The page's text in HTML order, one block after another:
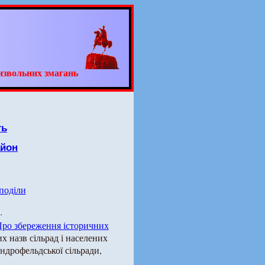
змагань
збереження історичних
назв сільрад і населених
сільради,